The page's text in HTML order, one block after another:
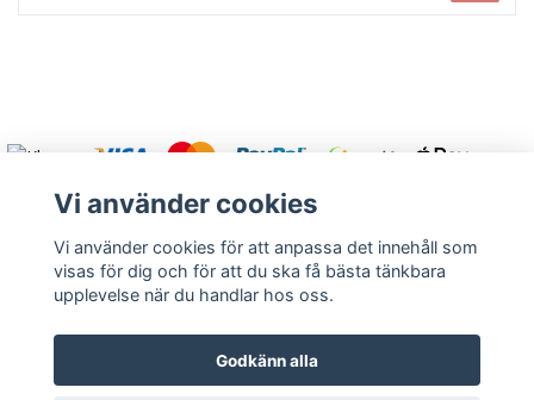
Varmt välkommen att kontakta oss.
Vi använder cookies
Vi använder cookies för att anpassa det innehåll som
visas för dig och för att du ska få bästa tänkbara
upplevelse när du handlar hos oss.
Godkänn alla